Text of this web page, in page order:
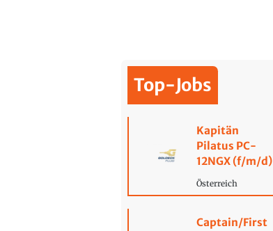
Top-Jobs
Kapitän
Pilatus PC-
12NGX (f/m/d)
Österreich
Captain/First